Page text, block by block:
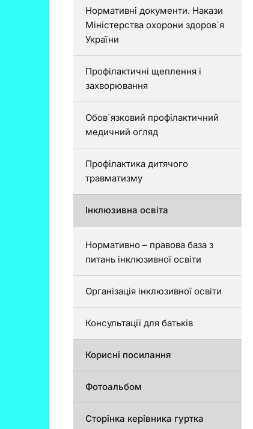
Нормативні документи. Накази
Міністерства охорони здоров`я
України
Профілактичні щеплення і
захворювання
Обов`язковий профілактичний
медичний огляд
Профілактика дитячого
травматизму
Інклюзивна освіта
Нормативно – правова база з
питань інклюзивної освіти
Організація інклюзивної освіти
Консультації для батьків
Корисні посилання
Фотоальбом
Сторінка керівника гуртка